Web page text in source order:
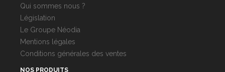
Qui sommes nous ?
Législation
Le Groupe Néodia
Mentions légales
Conditions générales des ventes
NOS PRODUITS